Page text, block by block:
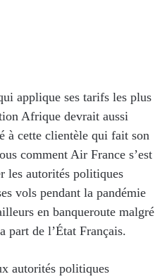
applique ses tarifs les plus
Afrique devrait aussi
à cette clientèle qui fait son
comment Air France s’est
les autorités politiques
vols pendant la pandémie
en banqueroute malgré
part de l’État Français.
autorités politiques